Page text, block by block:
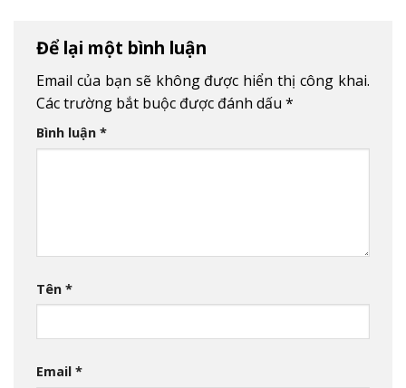
Để lại một bình luận
Email của bạn sẽ không được hiển thị công khai.
Các trường bắt buộc được đánh dấu *
Bình luận *
Tên *
Email *